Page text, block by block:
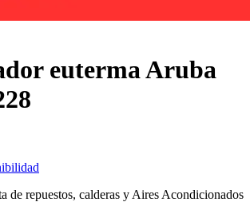
euterma Aruba
de repuestos, calderas y Aires Acondicionados